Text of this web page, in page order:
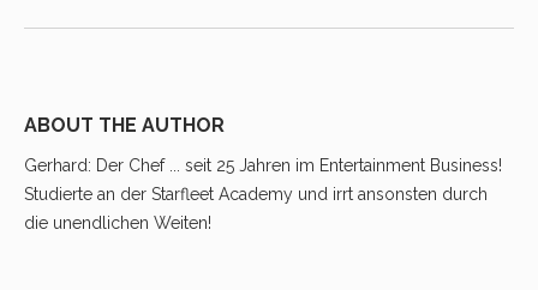
ABOUT THE AUTHOR
Gerhard: Der Chef ... seit 25 Jahren im Entertainment Business!
Studierte an der Starfleet Academy und irrt ansonsten durch
die unendlichen Weiten!